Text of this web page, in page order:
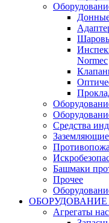
Normec
Средства
Башмаки
Прочее
ОБОРУДОВАНИЕ
Агрегаты